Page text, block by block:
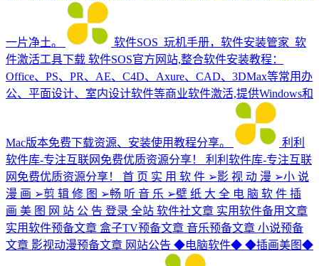
一片净土。
软件SOS_玩机手册，软件安装管家_软
件激活工具下载 软件SOS官方网站,整合软件安装教程：
Office、PS、PR、AE、C4D、Axure、CAD、3DMax等常用办
公、平面设计、室内设计软件等商业软件激活,提供Windows和
Mac版本免费下载资源、安装使用教程分享。
利利
软件库-专注互联网免费优质资源分享！
利利软件库-专注互联
网免费优质资源分享！ 首 页 实 用 软 件 ➢影 视 动 漫 ➢小 说
漫 画 ➢剪 辑 修 图 ➢畅 听 音 乐 ➢壁 纸 大 全 电 脑 软 件 插
画 美 图 网 站 公 告 登录 全站 软件社文章 实用软件备用文章
实用软件预备文章 盒子TV预备文章 音乐预备文章 小说预备
文章 影视动漫预备文章 网站公告 ◆电脑软件◆ ◆插画美图◆